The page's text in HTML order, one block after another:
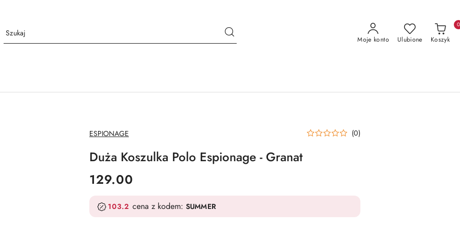
Moje konto Ulubione Koszyk
0
NAZWA
PRODUCENTA:
ESPIONAGE (0)
Duża Koszulka Polo Espionage - Granat
cena:
129.00
103.2 cena z kodem: SUMMER